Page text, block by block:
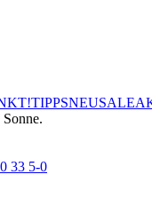
TIPPSNEUSALE
33 5-0